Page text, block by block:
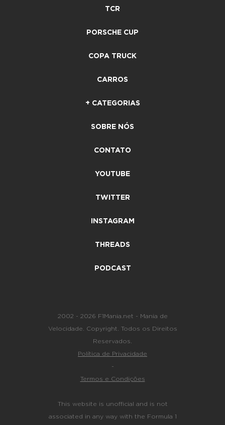
TCR
PORSCHE CUP
COPA TRUCK
CARROS
+ CATEGORIAS
SOBRE NÓS
CONTATO
YOUTUBE
TWITTER
INSTAGRAM
THREADS
PODCAST
2002 - 2026 F1Mania.net - Mania de
Velocidade. Copyright. Todos os Direitos
Reservados.
Política de Privacidade
-
Termos e Condições
This website is unofficial and is not
associated in any way with the Formula 1